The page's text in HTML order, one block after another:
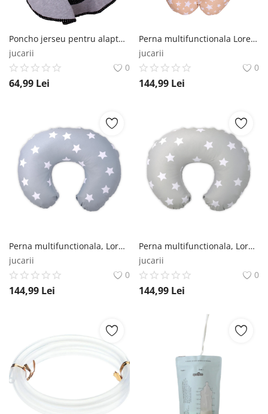
Poncho jerseu pentru alaptare cu buline Minene, Gri Minene
jucarii
0
64,99 Lei
Perna multifunctionala Lorelli, Bumbac Ranforce, Little Stars, Bej Lorelli
jucarii
0
144,99 Lei
Perna multifunctionala, Lorelli Happy, 140 cm, husa detasabila, Stars Blue Grey Mist Lorelli
jucarii
0
144,99 Lei
Perna multifunctionala, Lorelli Happy, 140 cm, husa detasabila, Stars Grey Lorelli
jucarii
0
144,99 Lei